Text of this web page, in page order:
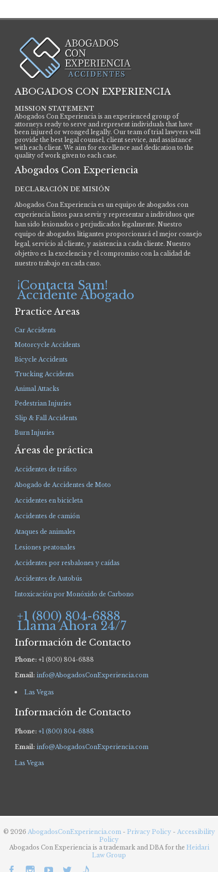
ABOGADOS CON EXPERIENCIA
MISSION STATEMENT
Abogados Con Experiencia is an experienced group of
attorneys ready to serve and represent individuals that have
been injured or wronged legally. Our team of trial lawyers will
provide the best legal counsel, client service, and assistance
with each client. We aim for excellence and dedication to the
quality of work given to each case.
Abogados Con Experiencia
DECLARACIÓN DE MISIÓN
Abogados Con Experiencia es un equipo de abogados con
experiencia listos para servir y representar a individuos que
han sido lesionados o perjudicados legalmente. Nuestro
equipo de abogados litigantes proporcionará el mejor consejo
legal, servicio al cliente, y asistencia a cada cliente. Nuestro
objetivo es la excelencia y el compromiso con la calidad de
nuestro trabajo en cada caso.
¡Contacta Sam!
Accidente Abogado
Practice Areas
Car Accidents
Motorcycle Accidents
Bicycle Accidents
Trucking Accidents
Animal Attacks
Pedestrian Injuries
Slip & Fall Accidents
Burn Injuries
Áreas de práctica
Accidentes de tráfico
Abogado de Accidentes de Moto
Accidentes en bicicleta
Accidentes de camión
Ataques de animales
Lesiones peatonales
Accidentes por resbalones y caídas
Accidentes de Autobús
Intoxicación por Monóxido de Carbono
+1 (800) 804-6888
Llama Ahora 24/7
Información de Contacto
Phone: +1 (800) 804-6888
Email: info@AbogadosConExperiencia.com
Las Vegas
Información de Contacto
Phone: +1 (800) 804-6888
Email: info@AbogadosConExperiencia.com
Las Vegas
© 2026 AbogadosConExperiencia.com- Privacy Policy - Accessibility
Policy
Abogados Con Experiencia is a trademark and DBA for the Heidari
Law Group
    